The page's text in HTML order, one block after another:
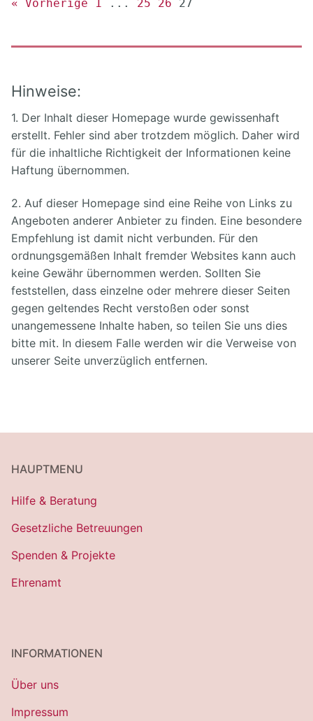
« Vorherige 1 ... 25 26 27
Hinweise:
1. Der Inhalt dieser Homepage wurde gewissenhaft
erstellt. Fehler sind aber trotzdem möglich. Daher wird
für die inhaltliche Richtigkeit der Informationen keine
Haftung übernommen.
2. Auf dieser Homepage sind eine Reihe von Links zu
Angeboten anderer Anbieter zu finden. Eine besondere
Empfehlung ist damit nicht verbunden. Für den
ordnungsgemäßen Inhalt fremder Websites kann auch
keine Gewähr übernommen werden. Sollten Sie
feststellen, dass einzelne oder mehrere dieser Seiten
gegen geltendes Recht verstoßen oder sonst
unangemessene Inhalte haben, so teilen Sie uns dies
bitte mit. In diesem Falle werden wir die Verweise von
unserer Seite unverzüglich entfernen.
HAUPTMENU
Hilfe & Beratung
Gesetzliche Betreuungen
Spenden & Projekte
Ehrenamt
INFORMATIONEN
Über uns
Impressum